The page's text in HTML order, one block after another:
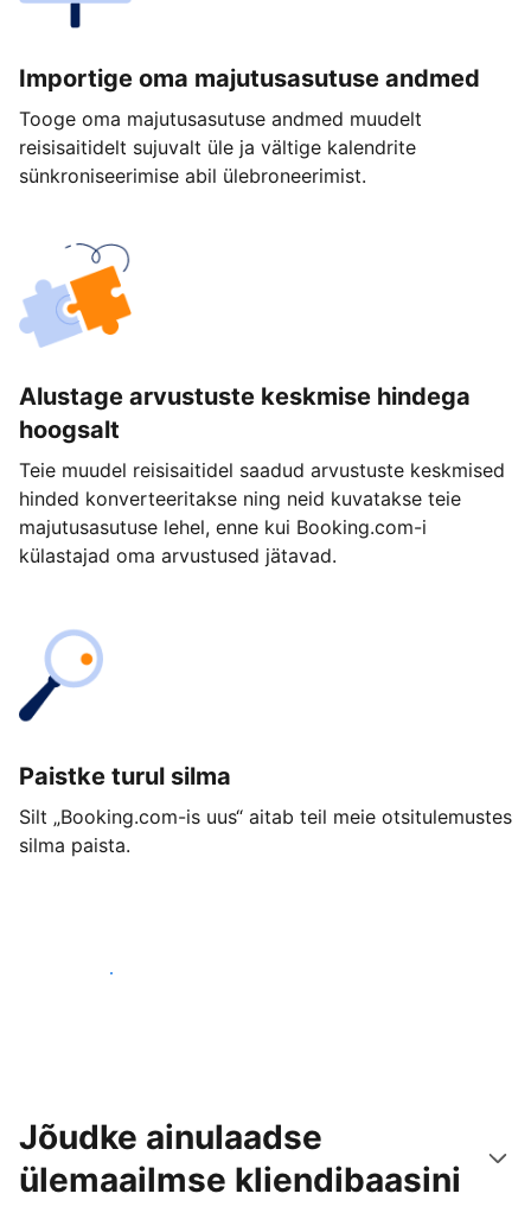
Importige oma majutusasutuse andmed
Tooge oma majutusasutuse andmed muudelt
reisisaitidelt sujuvalt üle ja vältige kalendrite
sünkroniseerimise abil ülebroneerimist.
Alustage arvustuste keskmise hindega
hoogsalt
Teie muudel reisisaitidel saadud arvustuste keskmised
hinded konverteeritakse ning neid kuvatakse teie
majutusasutuse lehel, enne kui Booking.com-i
külastajad oma arvustused jätavad.
Paistke turul silma
Silt „Booking.com-is uus“ aitab teil meie otsitulemustes
silma paista.
Alusta juba täna
Jõudke ainulaadse
ülemaailmse kliendibaasini